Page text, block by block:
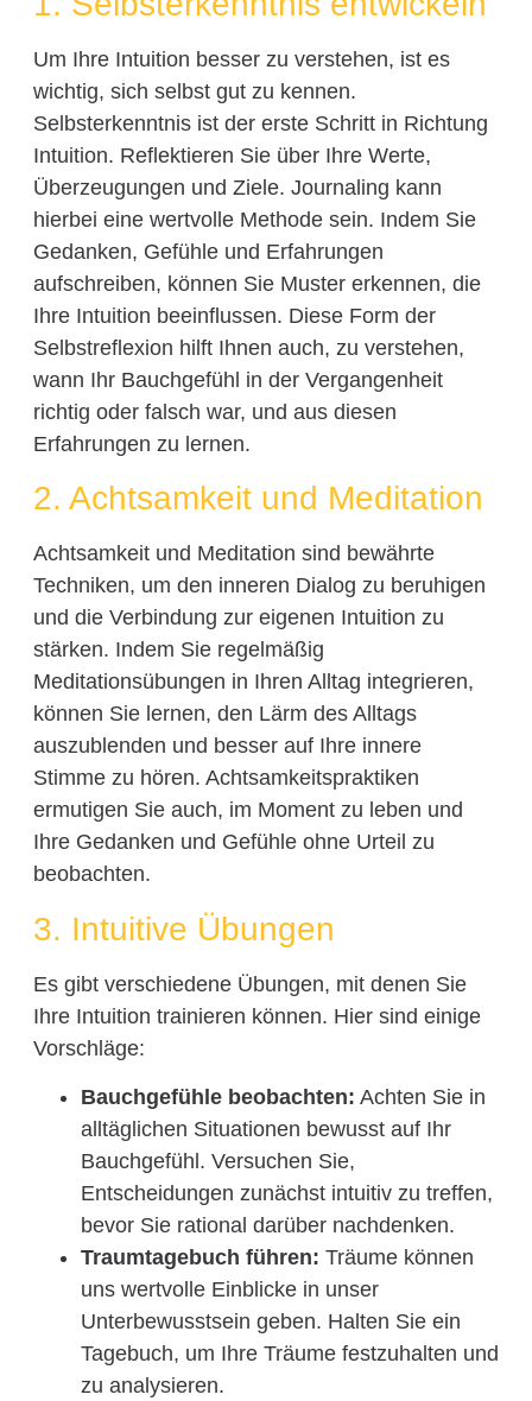
Um Ihre Intuition besser zu verstehen, ist es
wichtig, sich selbst gut zu kennen.
Selbsterkenntnis ist der erste Schritt in Richtung
Intuition. Reflektieren Sie über Ihre Werte,
Überzeugungen und Ziele. Journaling kann
hierbei eine wertvolle Methode sein. Indem Sie
Gedanken, Gefühle und Erfahrungen
aufschreiben, können Sie Muster erkennen, die
Ihre Intuition beeinflussen. Diese Form der
Selbstreflexion hilft Ihnen auch, zu verstehen,
wann Ihr Bauchgefühl in der Vergangenheit
richtig oder falsch war, und aus diesen
Erfahrungen zu lernen.
2. Achtsamkeit und Meditation
Achtsamkeit und Meditation sind bewährte
Techniken, um den inneren Dialog zu beruhigen
und die Verbindung zur eigenen Intuition zu
stärken. Indem Sie regelmäßig
Meditationsübungen in Ihren Alltag integrieren,
können Sie lernen, den Lärm des Alltags
auszublenden und besser auf Ihre innere
Stimme zu hören. Achtsamkeitspraktiken
ermutigen Sie auch, im Moment zu leben und
Ihre Gedanken und Gefühle ohne Urteil zu
beobachten.
3. Intuitive Übungen
Es gibt verschiedene Übungen, mit denen Sie
Ihre Intuition trainieren können. Hier sind einige
Vorschläge:
Bauchgefühle beobachten: Achten Sie in
alltäglichen Situationen bewusst auf Ihr
Bauchgefühl. Versuchen Sie,
Entscheidungen zunächst intuitiv zu treffen,
bevor Sie rational darüber nachdenken.
Traumtagebuch führen: Träume können
uns wertvolle Einblicke in unser
Unterbewusstsein geben. Halten Sie ein
Tagebuch, um Ihre Träume festzuhalten und
zu analysieren.